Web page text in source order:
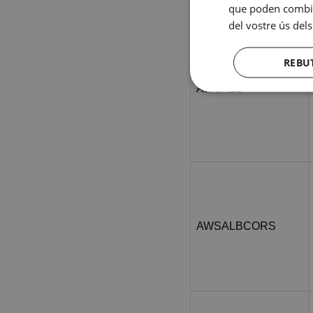
AWSALB
AWSALBCORS
que poden
del vostre ús